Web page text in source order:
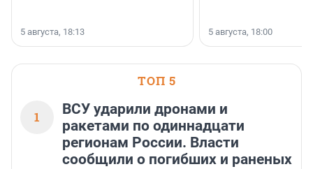
5 августа, 18:13 5 августа, 18:00
ТОП 5
1
ВСУ ударили дронами и
ракетами по одиннадцати
регионам России. Власти
сообщили о погибших и раненых